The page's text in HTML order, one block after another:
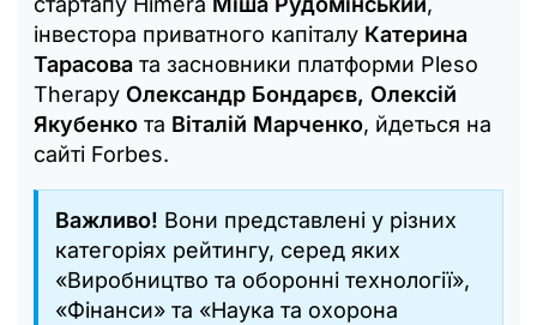
інвестора приватного капіталу Катерина
Тарасова та засновники платформи Pleso
Therapy Олександр Бондарєв, Олексій
Якубенко та Віталій Марченко, йдеться на
сайті Forbes.
Важливо! Вони представлені у різних
категоріях рейтингу, серед яких
«Виробництво та оборонні технології»,
«Фінанси» та «Наука та охорона